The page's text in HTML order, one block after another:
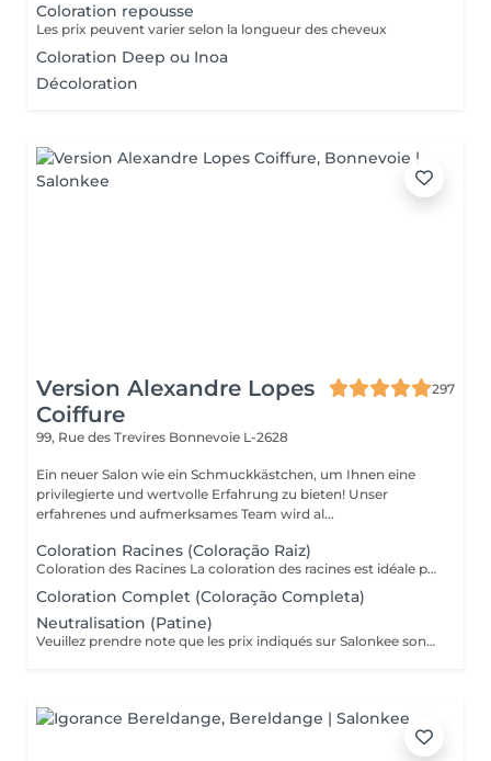
Coloration repousse
Les prix peuvent varier selon la longueur des cheveux
Coloration Deep ou Inoa
Décoloration
Version Alexandre Lopes
Coiffure
297
99, Rue des Trevires Bonnevoie L-2628
Ein neuer Salon wie ein Schmuckkästchen, um Ihnen eine
privilegierte und wertvolle Erfahrung zu bieten! Unser
erfahrenes und aufmerksames Team wird al...
Coloration Racines (Coloração Raiz)
Coloration des Racines La coloration des racines est idéale pour conserver une couleur uniforme et soignée, tout en assurant une finition élégante et naturelle. - Racines jusqu'à 2 cm (environ 1 mois de repousse) : tarif standard du service. - Racines de 2 cm à 4 cm : considéré comme une retouche élargie, avec un tarif différent. - Au-delà de 4 cm : il s'agit d'une coloration complète, avec un devis adapté. Ce soin permet d'éviter les différences de tons entre les racines et les longueurs, de préserver la santé du cheveu et de maintenir l'éclat de la couleur plus longtemps.
Coloration Complet (Coloração Completa)
Neutralisation (Patine)
Veuillez prendre note que les prix indiqués sur Salonkee sont communiqués à titre informatif et s'entendent de base. Ces derniers sont susceptibles de varier selon le diagnostic réalisé à votre arrivée au salon et l'expertise du professionnel à qui vous confiez votre beauté. Dans tous les cas, un devis précis vous sera proposé et toutes réalisations de prestations seront effectuées avec votre accord. Un grand merci d'avance pour votre compréhension. Au plaisir de vous revoir très vite. Alexandre Lopes